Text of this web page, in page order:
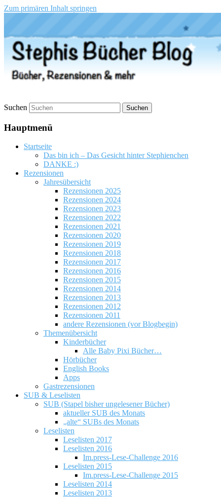
Zum primären Inhalt springen
Stephis Bücher Blog
Suchen
Hauptmenü
Startseite
Das bin ich – Das Gesicht hinter Stephienchen
DANKE :)
Rezensionen
Jahresübersicht
Rezensionen 2025
Rezensionen 2024
Rezensionen 2023
Rezensionen 2022
Rezensionen 2021
Rezensionen 2020
Rezensionen 2019
Rezensionen 2018
Rezensionen 2017
Rezensionen 2016
Rezensionen 2015
Rezensionen 2014
Rezensionen 2013
Rezensionen 2012
Rezensionen 2011
andere Rezensionen (vor Blogbegin)
Themenübersicht
Kinderbücher
Alle Baby Pixi Bücher…
Hörbücher
English Books
Apps
Gastrezensionen
SUB & Leselisten
SUB (Stapel bisher ungelesener Bücher)
aktueller SUB des Monats
„alte“ SUBs des Monats
Leselisten
Leselisten 2017
Leselisten 2016
Im.press-Lese-Challenge 2016
Leselisten 2015
Im.press-Lese-Challenge 2015
Leselisten 2014
Leselisten 2013